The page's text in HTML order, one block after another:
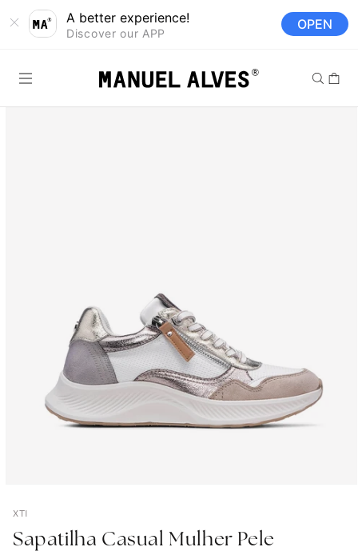
A better experience!
Discover our APP
OPEN
Saltar para o
conteúdo
Saltar para a
XTI
Sapatilha Casual Mulher Pele